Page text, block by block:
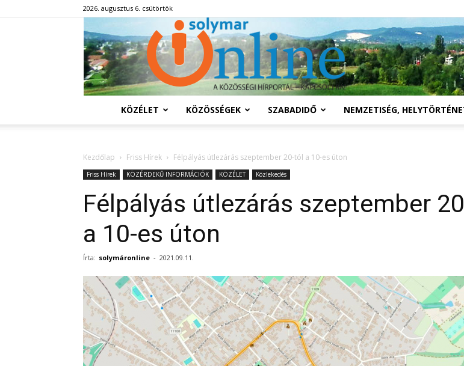
2026. augusztus 6. csütörtök
KÖZÉLET KÖZÖSSÉGEK SZABADIDŐ NEMZETISÉG,
Kezdőlap Friss Hírek Félpályás útlezárás szeptember 20-tól a 10-es úton
Friss Hírek KÖZÉRDEKŰ INFORMÁCIÓK KÖZÉLET Közlekedés
Félpályás útlezárás szeptember
a 10-es úton
Írta: solymáronline - 2021.09.11.